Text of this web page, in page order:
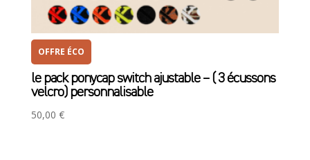
OFFRE ÉCO
le pack ponycap switch ajustable – ( 3 écussons
velcro) personnalisable
50,00 €